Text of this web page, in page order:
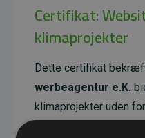
Certifikat:
klimaprojekter
Dette certifikat
werbeagentur e.K.
klimaprojekter uden